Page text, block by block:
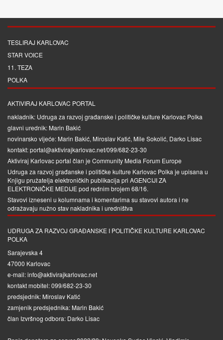
TESLIRAJ KARLOVAC
STAR VOICE
11. TEZA
POLKA
AKTIVIRAJ KARLOVAC PORTAL
nakladnik: Udruga za razvoj građanske i političke kulture Karlovac Polka
glavni urednik: Marin Bakić
novinarsko vijeće: Marin Bakić, Miroslav Katić, Mile Sokolić, Darko Lisac
kontakt: portal@aktivirajkarlovac.net/099/682-23-30
Aktiviraj Karlovac portal član je Community Media Forum Europe
Udruga za razvoj građanske i političke kulture Karlovac Polka je upisana u
Knjigu pružatelja elektroničkih publikacija pri AGENCIJI ZA
ELEKTRONIČKE MEDIJEpod rednim brojem 68/16.
Stavovi izneseni u kolumnama i komentarima su stavovi autora i ne
odražavaju nužno stav nakladnika i uredništva
UDRUGA ZA RAZVOJ GRAĐANSKE I POLITIČKE KULTURE KARLOVAC
POLKA
Sarajevska 4
47000 Karlovac
e-mail: info@aktivirajkarlovac.net
kontakt mobitel: 099/682-23-30
predsjednik: Miroslav Katić
zamjenik predsjednika: Marin Bakić
član Izvršnog odbora: Darko Lisac